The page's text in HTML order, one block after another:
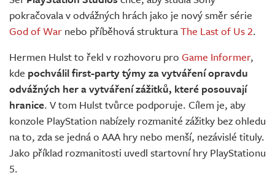
Živě
pokračovala v odvážných hrách jako je nový směr série
God of War nebo příběhová strukturaThe Last of Us 2.
Hermen Hulst to řekl v rozhovoru pro Game Informer,
kde pochválil first-party týmy za vytváření opravdu
odvážných her a vytváření zážitků, které posouvají
hranice. V tom Hulst tvůrce podporuje. Cílem je, aby
konzole PlayStation nabízely rozmanité zážitky bez ohledu
na to, zda se jedná o AAA hry nebo menší, nezávislé tituly.
Jako příklad rozmanitosti uvedl startovní hry PlayStationu
5.